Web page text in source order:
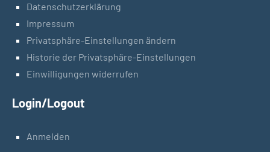
Datenschutzerklärung
Impressum
Privatsphäre-Einstellungen ändern
Historie der Privatsphäre-Einstellungen
Einwilligungen widerrufen
Login/Logout
Anmelden